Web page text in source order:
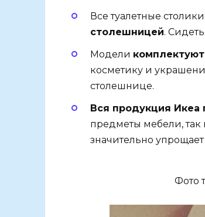
Все туалетные
столешницей.
Модели
косметику и
столешнице.
Вся продукция Икеа
предметы мебели, так
значительно
Фото